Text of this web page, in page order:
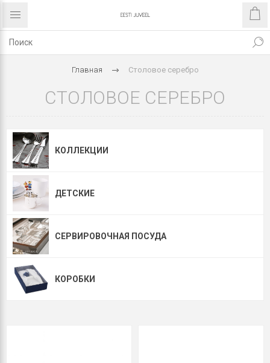
Главная Столовое серебро
СТОЛОВОЕ СЕРЕБРО
КОЛЛЕКЦИИ
ДЕТСКИЕ
СЕРВИРОВОЧНАЯ ПОСУДА
КОРОБКИ